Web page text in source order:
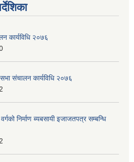
कार्यविधि २०७६
संचालन कार्यविधि २०७६
निर्माण ब्यबसायी इजाजतपत्र सम्बन्धि